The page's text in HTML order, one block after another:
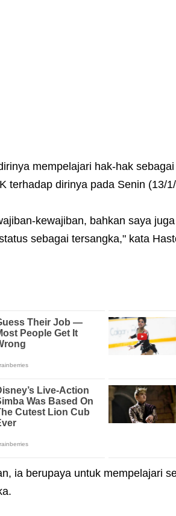
mempelajari hak-hak
terhadap dirinya pada Senin (13/
kewajiban, bahkan saya
sebagai tersangka," kata
ia berupaya untuk mempelajari